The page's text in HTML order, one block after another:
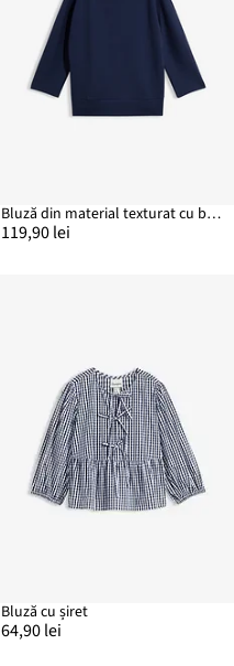
Bluză din material texturat cu bumbac
119,90 lei
Bluză cu șiret
64,90 lei